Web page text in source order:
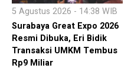
5 Agustus 2026 - 14:38 WIB
Surabaya Great Expo 2026
Resmi Dibuka, Eri Bidik
Transaksi UMKM Tembus
Rp9 Miliar